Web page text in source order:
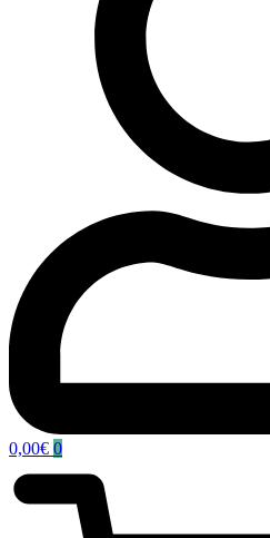
0,00€ 0